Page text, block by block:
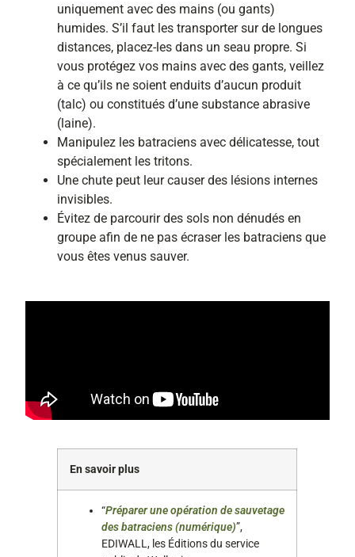
uniquement avec des mains (ou gants)
humides. S’il faut les transporter sur de longues
distances, placez-les dans un seau propre. Si
vous protégez vos mains avec des gants, veillez
à ce qu’ils ne soient enduits d’aucun produit
(talc) ou constitués d’une substance abrasive
(laine).
Manipulez les batraciens avec délicatesse, tout
spécialement les tritons.
Une chute peut leur causer des lésions internes
invisibles.
Évitez de parcourir des sols non dénudés en
groupe afin de ne pas écraser les batraciens que
vous êtes venus sauver.
En savoir plus
“Préparer une opération de sauvetage
des batraciens (numérique)”,
EDIWALL, les Éditions du service